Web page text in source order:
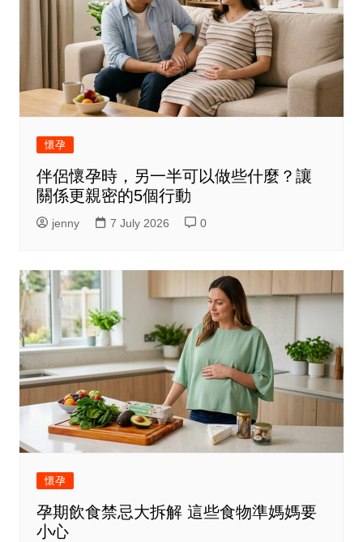
懷孕
伴侶懷孕時，另一半可以做些什麼？讓
關係更親密的5個行動
jenny 7 July 2026 0
懷孕
孕期飲食禁忌大拆解 這些食物準媽媽要
小心